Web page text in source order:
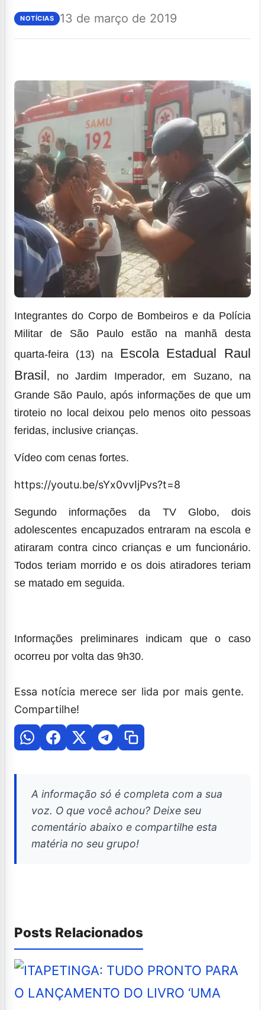
NOTÍCIAS 13 de março de 2019
Integrantes do Corpo de Bombeiros e da Polícia
Militar de São Paulo estão na manhã desta
quarta-feira (13) na Escola Estadual Raul
Brasil, no Jardim Imperador, em Suzano, na
Grande São Paulo, após informações de que um
tiroteio no local deixou pelo menos oito pessoas
feridas, inclusive crianças.
Vídeo com cenas fortes.
https://youtu.be/sYx0vvIjPvs?t=8
Segundo informações da TV Globo, dois
adolescentes encapuzados entraram na escola e
atiraram contra cinco crianças e um funcionário.
Todos teriam morrido e os dois atiradores teriam
se matado em seguida.
Informações preliminares indicam que o caso
ocorreu por volta das 9h30.
Essa notícia merece ser lida por mais gente.
Compartilhe!
A informação só é completa com a sua
voz. O que você achou? Deixe seu
comentário abaixo e compartilhe esta
matéria no seu grupo!
Posts Relacionados